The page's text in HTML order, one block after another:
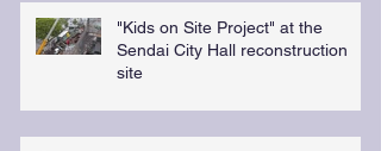
"Kids on Site Project" at the
Sendai City Hall reconstruction
site